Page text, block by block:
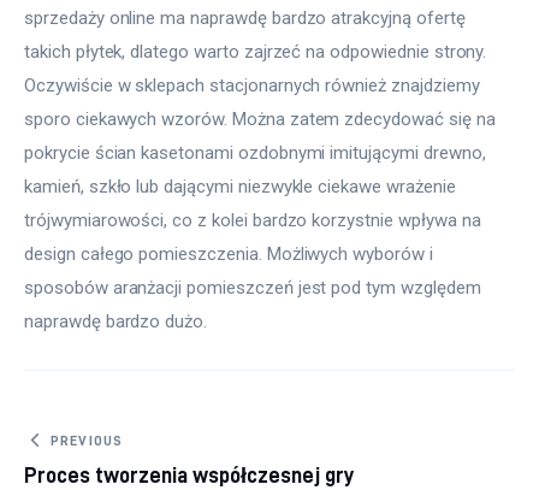
sprzedaży online ma naprawdę bardzo atrakcyjną ofertę
takich płytek, dlatego warto zajrzeć na odpowiednie strony.
Oczywiście w sklepach stacjonarnych również znajdziemy
sporo ciekawych wzorów. Można zatem zdecydować się na
pokrycie ścian kasetonami ozdobnymi imitującymi drewno,
kamień, szkło lub dającymi niezwykle ciekawe wrażenie
trójwymiarowości, co z kolei bardzo korzystnie wpływa na
design całego pomieszczenia. Możliwych wyborów i
sposobów aranżacji pomieszczeń jest pod tym względem
naprawdę bardzo dużo.
Nawigacja wpisu
PREVIOUS
Proces tworzenia współczesnej gry